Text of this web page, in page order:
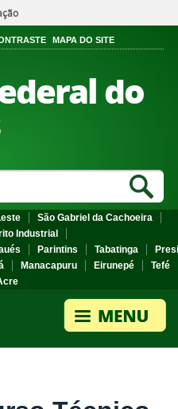
MAPA DO SITE
do
São Gabriel da Cachoeira
Industrial
Parintins Tabatinga
Manacapuru Eirunepé
Tefé